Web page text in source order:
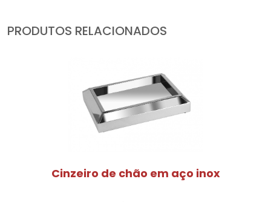
PRODUTOS RELACIONADOS
Cinzeiro de chão em aço inox